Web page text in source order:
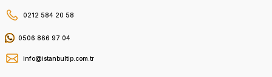
0212 584 20 58
0506 866 97 04
info@istanbultip.com.tr